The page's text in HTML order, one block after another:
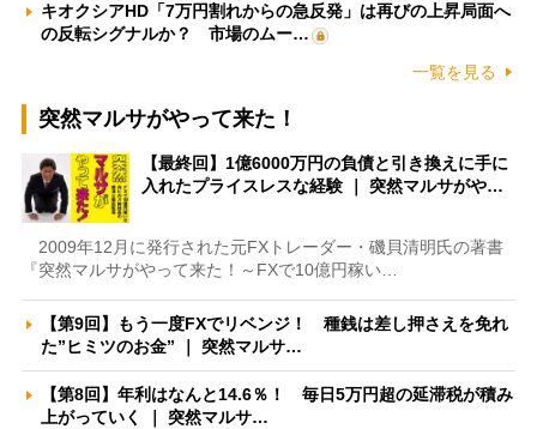
キオクシアHD「7万円割れからの急反発」は再びの上昇局面へ
の反転シグナルか？ 市場のムー…
一覧を見る
突然マルサがやって来た！
【最終回】1億6000万円の負債と引き換えに手に
入れたプライスレスな経験 ｜ 突然マルサがや…
2009年12月に発行された元FXトレーダー・磯貝清明氏の著書
『突然マルサがやって来た！～FXで10億円稼い…
【第9回】もう一度FXでリベンジ！ 種銭は差し押さえを免れ
た”ヒミツのお金” ｜ 突然マルサ…
【第8回】年利はなんと14.6％！ 毎日5万円超の延滞税が積み
上がっていく ｜ 突然マルサ…